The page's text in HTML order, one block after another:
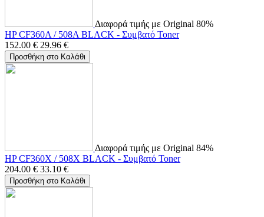
Διαφορά τιμής με Original 80%
HP CF360A / 508A BLACK - Συμβατό Toner
152.00 € 29.96 €
Προσθήκη στο Καλάθι
Διαφορά τιμής με Original 84%
HP CF360X / 508X BLACK - Συμβατό Toner
204.00 € 33.10 €
Προσθήκη στο Καλάθι